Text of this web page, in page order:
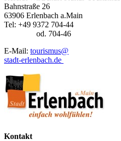
Bahnstraße 26
63906 Erlenbach a.Main
Tel: +49 9372 704-44
od. 704-46
E-Mail: tourismus@
stadt-erlenbach.de
Kontakt